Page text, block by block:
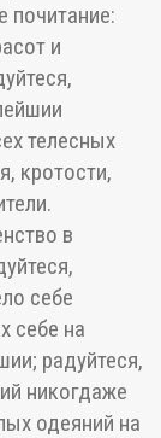
почитание:
и
телесных
кротости,
в
себе
себе на
радуйтеся,
никогдаже
одеяний на